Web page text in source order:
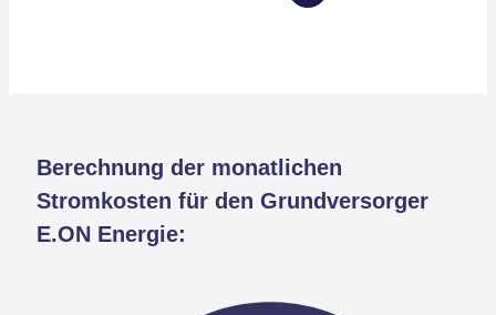
Berechnung der monatlichen
Stromkosten für den Grundversorger
E.ON Energie: